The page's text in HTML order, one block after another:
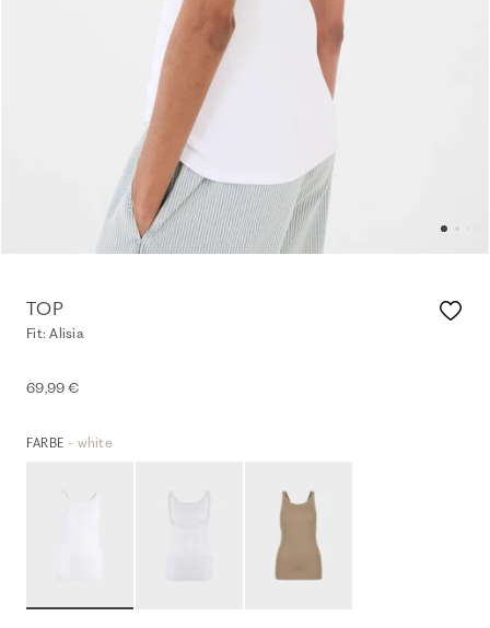
TOP
Fit: Alisia
69,99 €
FARBE - white